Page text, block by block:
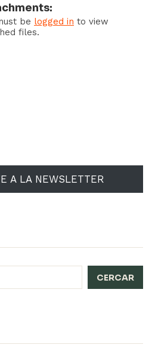
be logged in to view
files.
A LA NEWSLETTER
CERCAR